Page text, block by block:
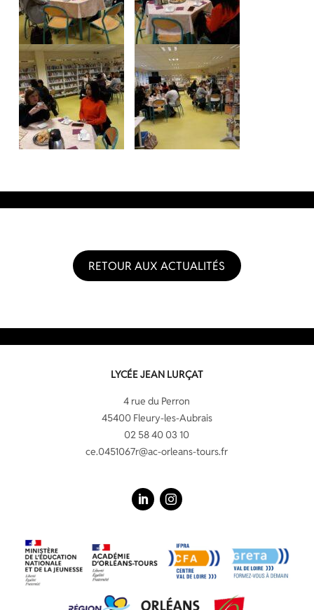
RETOUR AUX ACTUALITÉS
LYCÉE JEAN LURÇAT
4 rue du Perron
45400 Fleury-les-Aubrais
02 58 40 03 10
ce.0451067r@ac-orleans-tours.fr